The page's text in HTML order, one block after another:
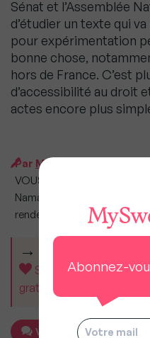
Sénat et l’Assemblée
d’étudier un texte qui
pour expérimentation
bonne chose,
hors de France. C’est
d’accessibilité au droit
actes encore plus
Par MySweet Newsroom
VOUS AUSSI, vous pouvez
Namara, fondateur de
rendez-vous sur la page
Soutenez
gratuit pour tous.
Voir les 7 commentaires
Abonnez-